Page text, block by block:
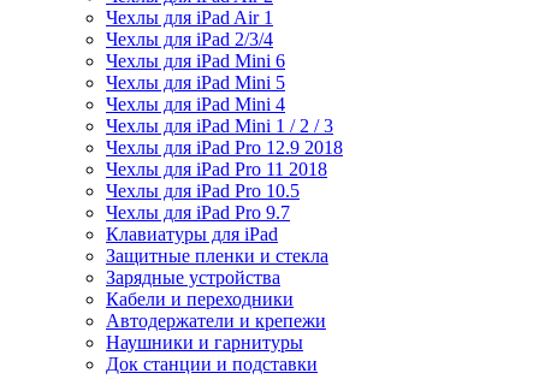
Чехлы для iPad Air 1
Чехлы для iPad 2/3/4
Чехлы для iPad Mini 6
Чехлы для iPad Mini 5
Чехлы для iPad Mini 4
Чехлы для iPad Mini 1 / 2 / 3
Чехлы для iPad Pro 12.9 2018
Чехлы для iPad Pro 11 2018
Чехлы для iPad Pro 10.5
Чехлы для iPad Pro 9.7
Клавиатуры для iPad
Защитные пленки и стекла
Зарядные устройства
Кабели и переходники
Автодержатели и крепежи
Наушники и гарнитуры
Док станции и подставки